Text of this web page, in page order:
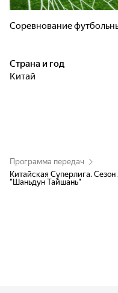
Соревнование
Страна и год
Китай
Программа передач
Китайская Суперлига.
"Шаньдун Тайшань"